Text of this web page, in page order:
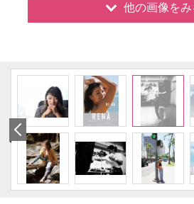
他の画像をみ